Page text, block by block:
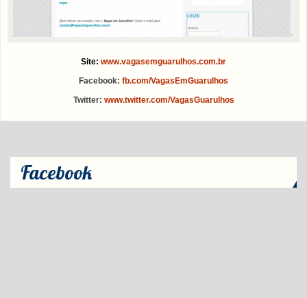
Site: www.vagasemguarulhos.com.br
Facebook: fb.com/VagasEmGuarulhos
Twitter: www.twitter.com/VagasGuarulhos
Facebook